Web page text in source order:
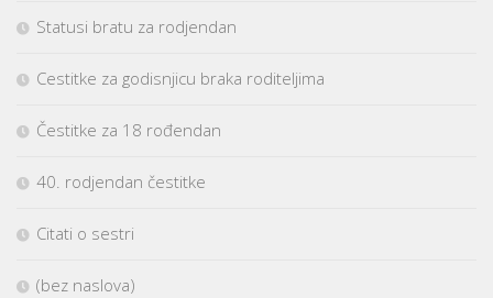
Statusi bratu za rodjendan
Cestitke za godisnjicu braka roditeljima
Čestitke za 18 rođendan
40. rodjendan čestitke
Citati o sestri
(bez naslova)